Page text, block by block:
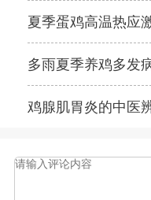
夏季蛋鸡高温热应
多雨夏季养鸡多发
鸡腺肌胃炎的中